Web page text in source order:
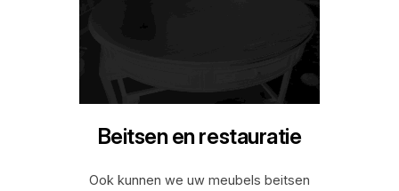
Beitsen en restauratie
Ook kunnen we uw meubels beitsen